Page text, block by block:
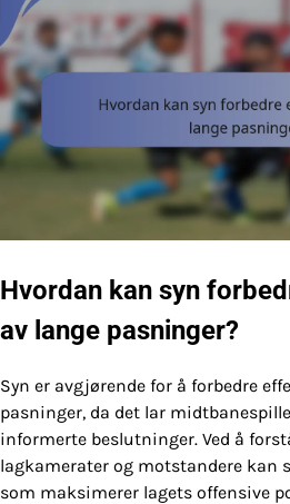
Hvordan kan syn
av lange pasninger?
Syn er avgjørende for å forbedre
pasninger, da det lar
informerte beslutninger. Ved å
lagkamerater og motstandere kan
som maksimerer lagets offensive